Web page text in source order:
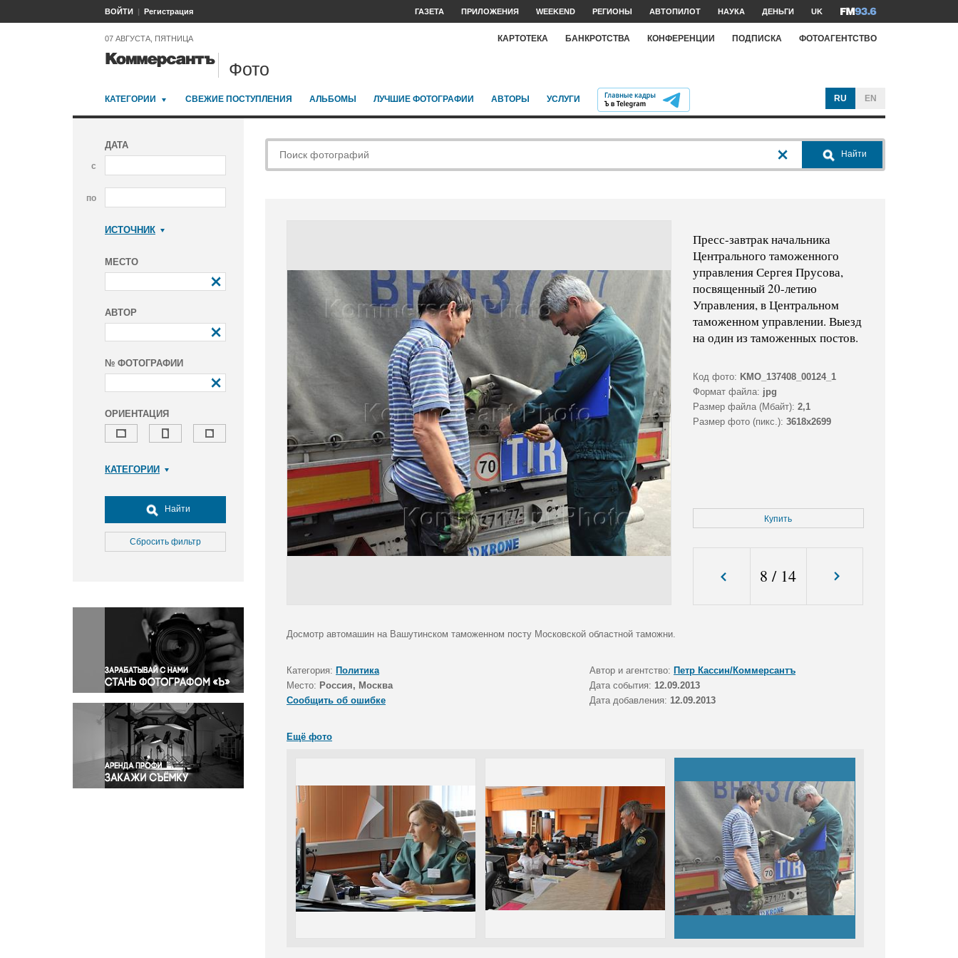
ВОЙТИ Регистрация ГАЗЕТА ПРИЛОЖЕНИЯ WEEKEND РЕГИОНЫ АВТОПИЛОТ НАУКА ДЕНЬГИ UK
07 АВГУСТА, ПЯТНИЦА КАРТОТЕКА БАНКРОТСТВА КОНФЕРЕНЦИИ ПОДПИСКА ФОТОАГЕНТСТВО
Фото
КАТЕГОРИИ СВЕЖИЕ ПОСТУПЛЕНИЯ АЛЬБОМЫ ЛУЧШИЕ ФОТОГРАФИИ АВТОРЫ УСЛУГИ RU EN
ДАТА
с
по
ИСТОЧНИК
МЕСТО
АВТОР
№ ФОТОГРАФИИ
ОРИЕНТАЦИЯ
КАТЕГОРИИ
Досуг, туризм и отдых
Культура
Медицина
Окружающая среда
Политика
Правосудие
Происшествия и конфликты
Религия
Светская жизнь
Спорт
Экология
Экономика и бизнес
Найти
Сбросить фильтр
Найти
Пресс-завтрак начальника
Центрального таможенного
управления Сергея Прусова,
посвященный 20-летию
Управления, в Центральном
таможенном управлении. Выезд
на один из таможенных постов.
Код фото: KMO_137408_00124_1
Формат файла: jpg
Размер файла (Мбайт): 2,1
Размер фото (пикс.): 3618x2699
Купить
8 / 14
Досмотр автомашин на Вашутинском таможенном посту Московской областной таможни.
Категория: Политика Автор и агентство: Петр Кассин/Коммерсантъ
Место: Россия, Москва Дата события: 12.09.2013
Сообщить об ошибке
Дата добавления: 12.09.2013
Ещё фото